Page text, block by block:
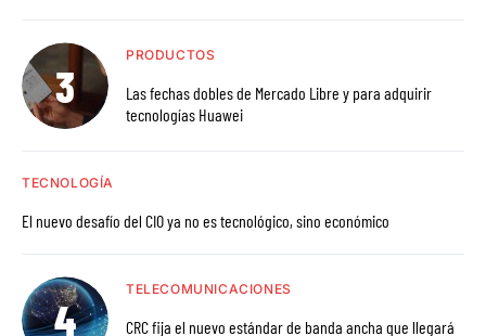
PRODUCTOS
Las fechas dobles de Mercado Libre y para adquirir
tecnologías Huawei
TECNOLOGÍA
El nuevo desafío del CIO ya no es tecnológico, sino económico
TELECOMUNICACIONES
CRC fija el nuevo estándar de banda ancha que llegará